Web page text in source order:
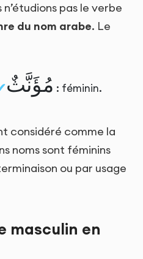
pas le verbe
du nom arabe. Le
مُؤَنَّثٌ : féminin.
considéré comme la
noms sont féminins
ou par usage
masculin en